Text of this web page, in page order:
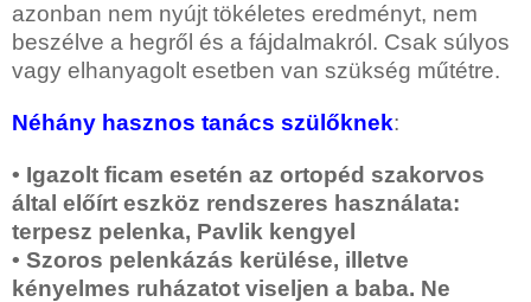
azonban nem nyújt tökéletes eredményt, nem
beszélve a hegről és a fájdalmakról. Csak súlyos
vagy elhanyagolt esetben van szükség műtétre.
Néhány hasznos tanács szülőknek:
• Igazolt ficam esetén az ortopéd szakorvos
által előírt eszköz rendszeres használata:
terpesz pelenka, Pavlik kengyel
• Szoros pelenkázás kerülése, illetve
kényelmes ruházatot viseljen a baba. Ne